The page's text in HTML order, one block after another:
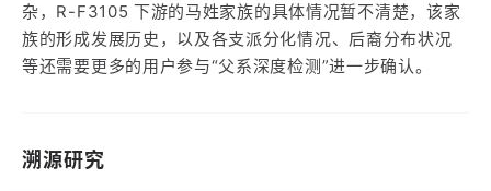
杂，R-F3105 下游的马姓家族的具体情况暂不清楚，该家
族的形成发展历史，以及各支派分化情况、后裔分布状况
等还需要更多的用户参与“父系深度检测”进一步确认。
溯源研究